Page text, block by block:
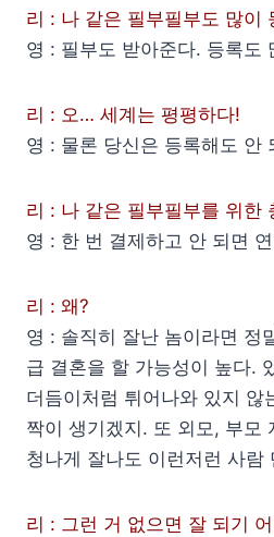
리 : 나 같은 필부필부도 많이
영 : 필부도 받아준다. 등록도
리 : 오… 세계는 평평하다!
영 : 물론 당신은 등록해도 안
리 : 나 같은 필부필부를 위한
영 : 한 번 결제하고 안 되면
리 : 왜?
영 : 솔직히 잘난 놈이라면 정
급 결혼을 할 가능성이 높다.
더듬이처럼 튀어나와 있지 않
짝이 생기겠지. 또 외모, 부모
청나게 잘나도 이런저런 사람
리 : 그런 거 없으면 잘 되기